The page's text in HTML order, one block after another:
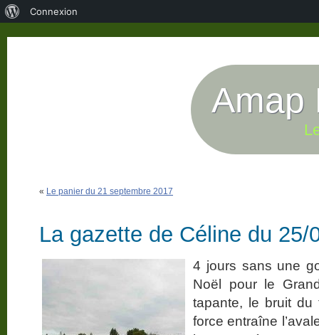
Amap
« Le panier du 21 septembre 2017
La gazette de Céline du 25/
4 jours sans une
Noël pour le
tapante, le bruit du
force entraîne
Connexion